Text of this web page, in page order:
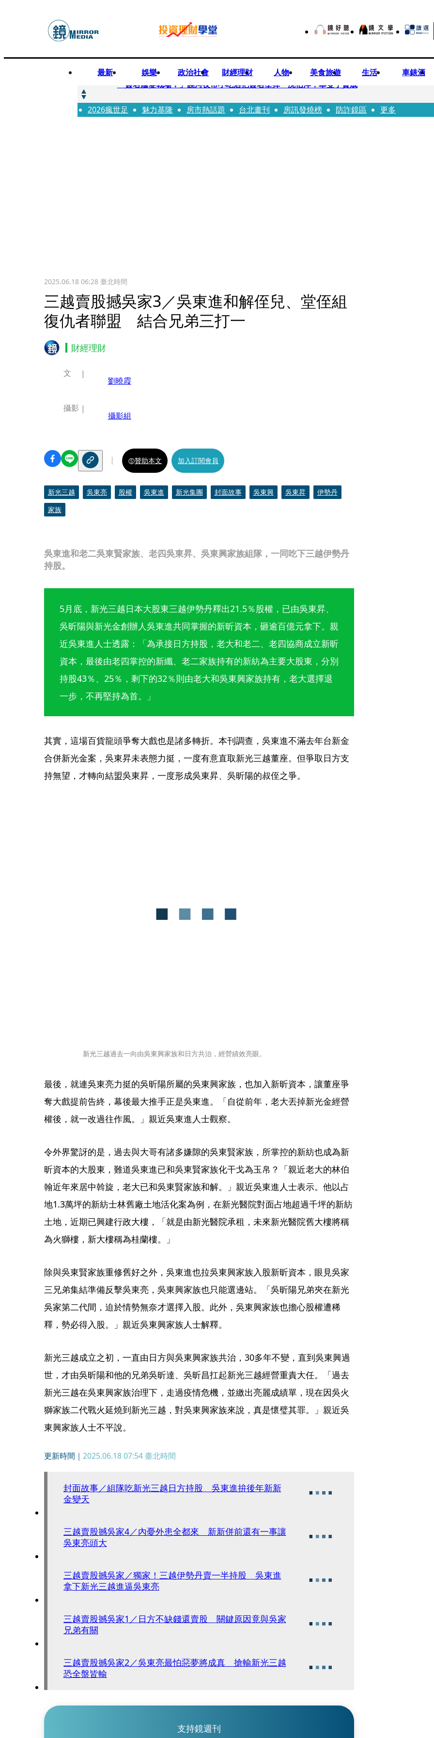
最新 娛樂 政治社會 財經理財 人物 美食旅遊 生活 車錶酒
快訊
「簽名牆變戰場！」饒河夜市小吃店把簽名塗掉 沈伯洋：舉雙手贊成
快訊
抛「雙AI」施政藍圖！徐欣瑩宣示無縫接軌楊文科 延續五支箭與十大交通建設
2026瘋世足 魅力基隆 房市熱話題 台北畫刊 房訊發燒榜 防詐鏡區 更多
2025.06.18 06:28臺北時間
三越賣股撼吳家3／吳東進和解侄兒、堂侄組
復仇者聯盟 結合兄弟三打一
財經理財
吳東進和老二吳東賢家族、老四吳東昇、吳東興家族組隊，一同吃下三越伊勢丹
持股。
文
劉曉霞
攝影
攝影組
贊助本文 加入訂閱會員
新光三越 吳東亮 股權 吳東進 新光集團 封面故事 吳東興 吳東昇
伊勢丹
家族
5月底，新光三越日本大股東三越伊勢丹釋出21.5％股權，已由吳東昇、
吳昕陽與新光金創辦人吳東進共同掌握的新昕資本，砸逾百億元拿下。親
近吳東進人士透露：「為承接日方持股，老大和老二、老四協商成立新昕
資本，最後由老四掌控的新纖、老二家族持有的新紡為主要大股東，分別
持股43％、25％，剩下的32％則由老大和吳東興家族持有，老大選擇退
一步，不再堅持為首。」
其實，這場百貨龍頭爭奪大戲也是諸多轉折。本刊調查，吳東進不滿去年台新金
合併新光金案，吳東昇未表態力挺，一度有意直取新光三越董座。但爭取日方支
持無望，才轉向結盟吳東昇，一度形成吳東昇、吳昕陽的叔侄之爭。
新光三越過去一向由吳東興家族和日方共治，經營績效亮眼。
最後，就連吳東亮力挺的吳昕陽所屬的吳東興家族，也加入新昕資本，讓董座爭
奪大戲提前告終，幕後最大推手正是吳東進。「自從前年，老大丟掉新光金經營
權後，就一改過往作風。」親近吳東進人士觀察。
令外界驚訝的是，過去與大哥有諸多嫌隙的吳東賢家族，所掌控的新紡也成為新
昕資本的大股東，難道吳東進已和吳東賢家族化干戈為玉帛？「親近老大的林伯
翰近年來居中斡旋，老大已和吳東賢家族和解。」親近吳東進人士表示。他以占
地1.3萬坪的新紡士林舊廠土地活化案為例，在新光醫院對面占地超過千坪的新紡
土地，近期已興建行政大樓，「就是由新光醫院承租，未來新光醫院舊大樓將稱
為火獅樓，新大樓稱為桂蘭樓。」
除與吳東賢家族重修舊好之外，吳東進也拉吳東興家族入股新昕資本，眼見吳家
三兄弟集結準備反擊吳東亮，吳東興家族也只能選邊站。「吳昕陽兄弟夾在新光
吳家第二代間，迫於情勢無奈才選擇入股。此外，吳東興家族也擔心股權遭稀
釋，勢必得入股。」親近吳東興家族人士解釋。
新光三越成立之初，一直由日方與吳東興家族共治，30多年不變，直到吳東興過
世，才由吳昕陽和他的兄弟吳昕達、吳昕昌扛起新光三越經營重責大任。「過去
新光三越在吳東興家族治理下，走過疫情危機，並繳出亮麗成績單，現在因吳火
獅家族二代戰火延燒到新光三越，對吳東興家族來說，真是懷璧其罪。」親近吳
東興家族人士不平說。
更新時間｜ 2025.06.18 07:54臺北時間
封面故事／組隊吃新光三越日方持股 吳東進拚後年新新
金變天
三越賣股撼吳家4／內憂外患全都來 新新併前還有一事讓
吳東亮頭大
三越賣股撼吳家／獨家！三越伊勢丹賣一半持股 吳東進
拿下新光三越進逼吳東亮
三越賣股撼吳家1／日方不缺錢還賣股 關鍵原因竟與吳家
兄弟有關
三越賣股撼吳家2／吳東亮最怕惡夢將成真 搶輸新光三越
恐全盤皆輸
支持鏡週刊